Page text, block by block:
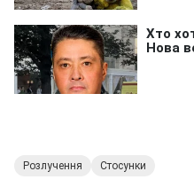
Розлучення Стосунки